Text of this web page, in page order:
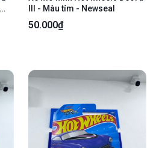
III - Màu tím - Newseal
50.000₫